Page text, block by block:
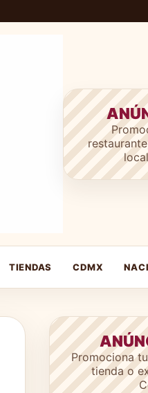
TIENDAS CDMX
Promociona
tienda o